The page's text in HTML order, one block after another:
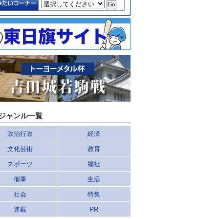
ャンル一覧
政治行政 経済
文化芸術 教育
スポーツ 福祉
催事 生活
社会 特集
連載 PR